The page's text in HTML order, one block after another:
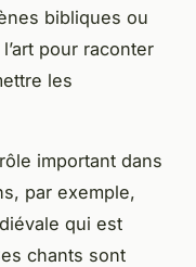
bibliques ou
pour raconter
les
important dans
par exemple,
qui est
chants sont